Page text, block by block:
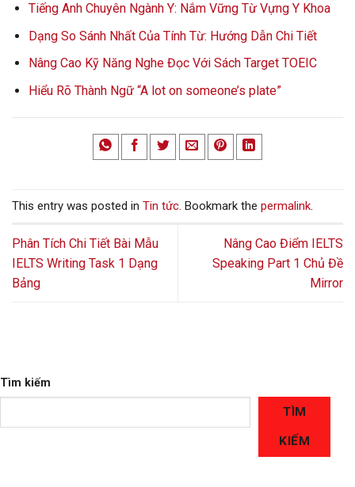
Tiếng Anh Chuyên Ngành Y: Nắm Vững Từ Vựng Y Khoa
Dạng So Sánh Nhất Của Tính Từ: Hướng Dẫn Chi Tiết
Nâng Cao Kỹ Năng Nghe Đọc Với Sách Target TOEIC
Hiểu Rõ Thành Ngữ “A lot on someone’s plate”
This entry was posted in Tin tức . Bookmark the permalink
Phân Tích Chi Tiết Bài Mẫu
IELTS Writing Task 1 Dạng
Bảng
Nâng Cao Điểm IELTS
Speaking Part 1 Chủ Đề
Mirror
Tìm kiếm
TÌM
KIẾM